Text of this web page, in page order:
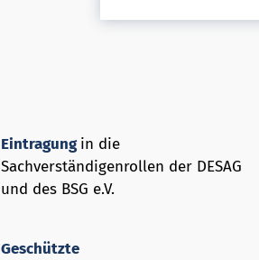
Eintragungin die
Sachverständigenrollen der DESAG
und des BSG e.V.
Geschützte